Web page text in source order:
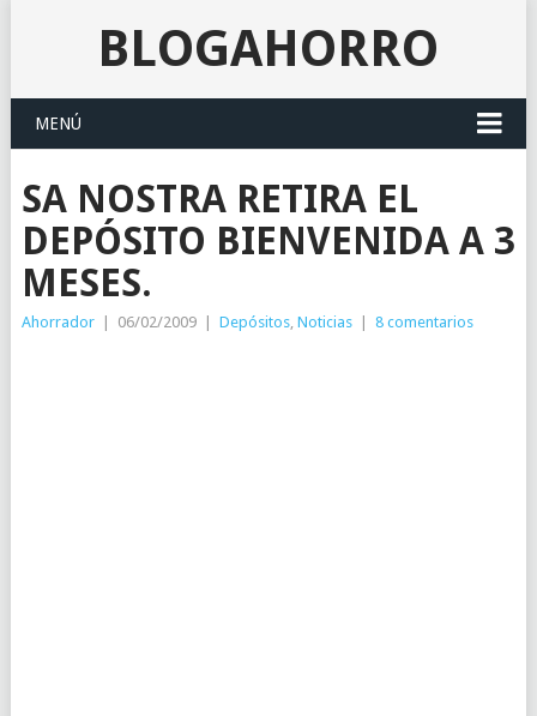
BLOGAHORRO
MENÚ
SA NOSTRA RETIRA EL
DEPÓSITO BIENVENIDA A 3
MESES.
Ahorrador 06/02/2009 Depósitos, Noticias 8 comentarios